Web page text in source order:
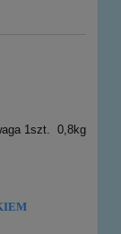
1szt. 0,8kg